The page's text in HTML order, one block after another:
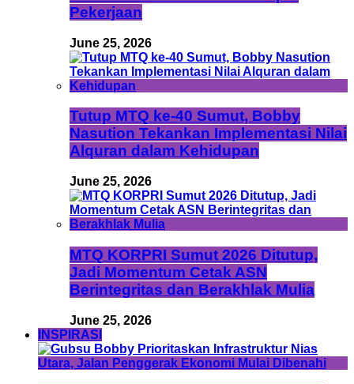
Pekerjaan
June 25, 2026
Tutup MTQ ke-40 Sumut, Bobby
Nasution Tekankan Implementasi Nilai
Alquran dalam Kehidupan
June 25, 2026
MTQ KORPRI Sumut 2026 Ditutup,
Jadi Momentum Cetak ASN
Berintegritas dan Berakhlak Mulia
June 25, 2026
INSPIRASI